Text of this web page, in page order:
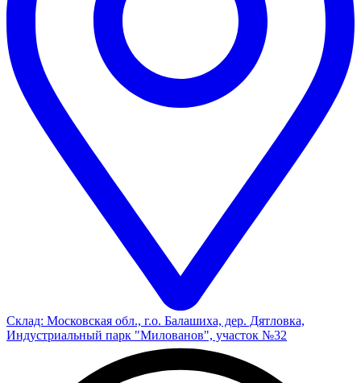
Склад: Московская обл., г.о. Балашиха, дер. Дятловка,
Индустриальный парк "Милованов", участок №32